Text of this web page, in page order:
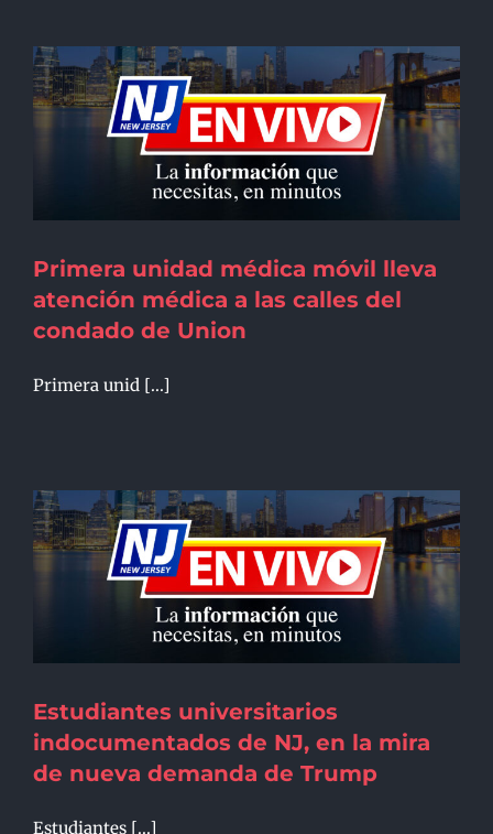
Primera unidad médica móvil lleva
atención médica a las calles del
condado de Union
Primera unid [...]
Estudiantes universitarios
indocumentados de NJ, en la mira
de nueva demanda de Trump
Estudiantes [...]